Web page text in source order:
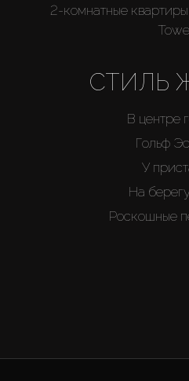
2-комнатные
СТИЛЬ
В центре
Гольф
У
На
Роскошные